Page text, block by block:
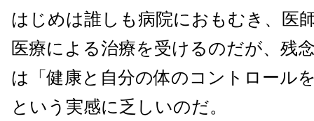
はじめは誰しも病院におもむき、医
医療による治療を受けるのだが、残
は「健康と自分の体のコントロール
という実感に乏しいのだ。